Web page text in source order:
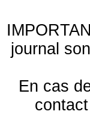
journal
En cas